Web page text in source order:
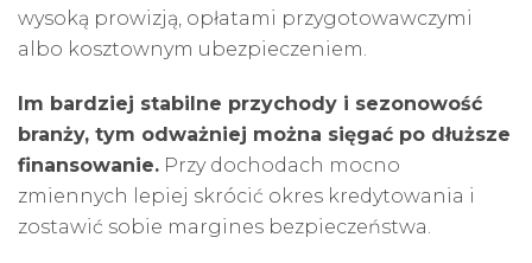
wysoką prowizją, opłatami przygotowawczymi
albo kosztownym ubezpieczeniem.
Im bardziej stabilne przychody i sezonowość
branży, tym odważniej można sięgać po dłuższe
finansowanie. Przy dochodach mocno
zmiennych lepiej skrócić okres kredytowania i
zostawić sobie margines bezpieczeństwa.